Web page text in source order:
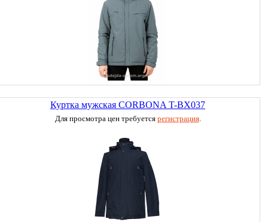
Куртка мужская CORBONA T-BX037
Для просмотра цен требуется регистрация.